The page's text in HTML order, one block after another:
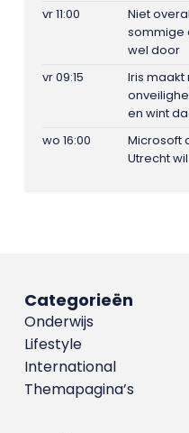
vr 11:00
Niet
sommige
wel door
vr 09:15
Iris maakt
en wint
wo 16:00
Microsoft
Utrecht
Categorieën
Onderwijs
Lifestyle
International
Themapagina’s